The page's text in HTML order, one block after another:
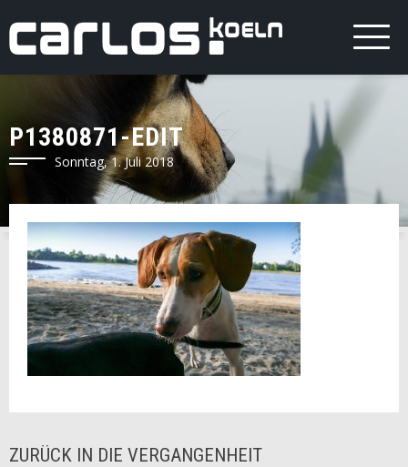
P1380871-EDIT
Sonntag, 1. Juli 2018
ZURÜCK IN DIE VERGANGENHEIT